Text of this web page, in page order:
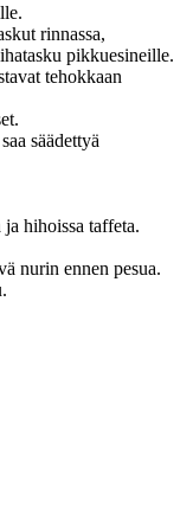
rinnassa,
pikkuesineille.
tehokkaan
säädettyä
hihoissa taffeta.
nurin ennen pesua.